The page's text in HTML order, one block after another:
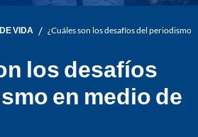
VIDA / ¿Cuáles son los desafíos del periodismo
los desafíos
en medio de